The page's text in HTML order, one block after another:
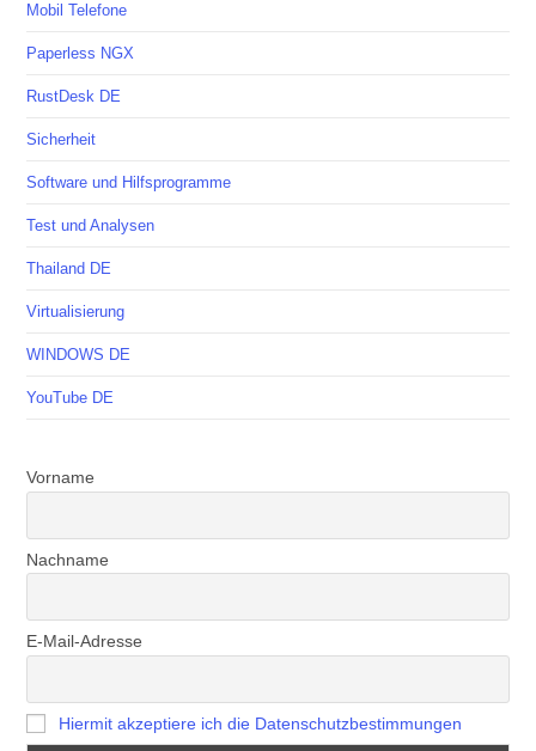
Mobil Telefone
Paperless NGX
RustDesk DE
Sicherheit
Software und Hilfsprogramme
Test und Analysen
Thailand DE
Virtualisierung
WINDOWS DE
YouTube DE
Vorname
Nachname
E-Mail-Adresse
Hiermit akzeptiere ich die Datenschutzbestimmungen